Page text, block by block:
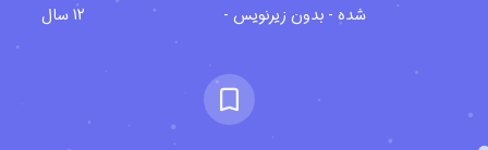
شده - بدون زیرنویس -
12 سال